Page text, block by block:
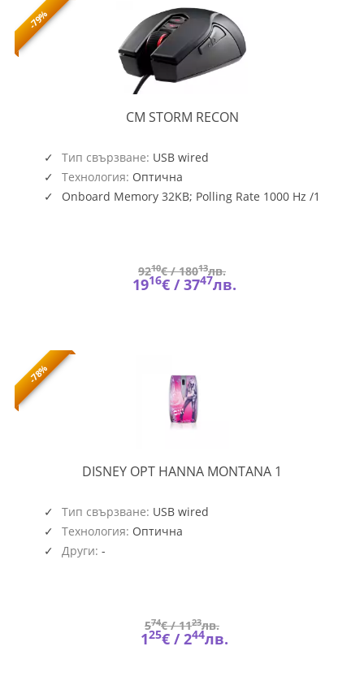
-79%
CM STORM RECONCM
Тип свързване: USB wired
Технология: Оптична
Onboard Memory 32KB; Polling Rate 1000 Hz /1
9210€ /18013лв.
1916€ /3747лв.
-78%
DISNEY OPT HANNA MONTANA 1
Тип свързване: USB wired
Технология: Оптична
Други: -
574€ /1123лв.
125€ /244лв.